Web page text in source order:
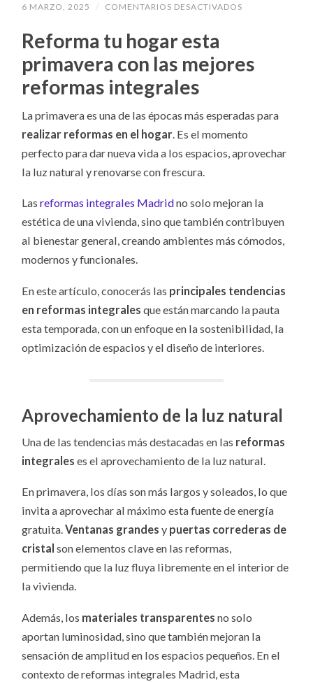
6 MARZO, 2025 / COMENTARIOS DESACTIVADOS
PRIMAVERA
Reforma tu hogar esta
primavera con las mejores
reformas integrales
La primavera es una de las épocas más esperadas para
realizar reformas en el hogar . Es el momento
perfecto para dar nueva vida a los espacios, aprovechar
la luz natural y renovarse con frescura.
Lasreformas integrales Madridno solo mejoran la
estética de una vivienda, sino que también contribuyen
al bienestar general, creando ambientes más cómodos,
modernos y funcionales.
En este artículo, conocerás las principales tendencias
en reformas integrales que están marcando la pauta
esta temporada, con un enfoque en la sostenibilidad, la
optimización de espacios y el diseño de interiores.
Aprovechamiento de la luz natural
Una de las tendencias más destacadas en las reformas
integrales es el aprovechamiento de la luz natural.
En primavera, los días son más largos y soleados, lo que
invita a aprovechar al máximo esta fuente de energía
gratuita.Ventanas grandes y puertas correderas de
cristal son elementos clave en las reformas,
permitiendo que la luz fluya libremente en el interior de
la vivienda.
Además, los materiales transparentes no solo
aportan luminosidad, sino que también mejoran la
sensación de amplitud en los espacios pequeños. En el
contexto de reformas integrales Madrid, esta